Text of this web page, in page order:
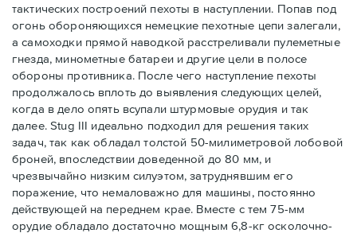
тактических построений пехоты в наступлении. Попав под
огонь обороняющихся немецкие пехотные цепи залегали,
а самоходки прямой наводкой расстреливали пулеметные
гнезда, минометные батареи и другие цели в полосе
обороны противника. После чего наступление пехоты
продолжалось вплоть до выявления следующих целей,
когда в дело опять всупали штурмовые орудия и так
далее. Stug III идеально подходил для решения таких
задач, так как обладал толстой 50-милиметровой лобовой
броней, впоследствии доведенной до 80 мм, и
чрезвычайно низким силуэтом, затруднявшим его
поражение, что немаловажно для машины, постоянно
действующей на переднем крае. Вместе с тем 75-мм
орудие обладало достаточно мощным 6,8-кг осколочно-